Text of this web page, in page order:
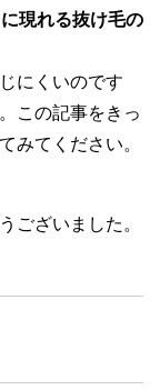
現れる抜け毛の
にくいのです
この記事をきっ
みてください。
ございました。